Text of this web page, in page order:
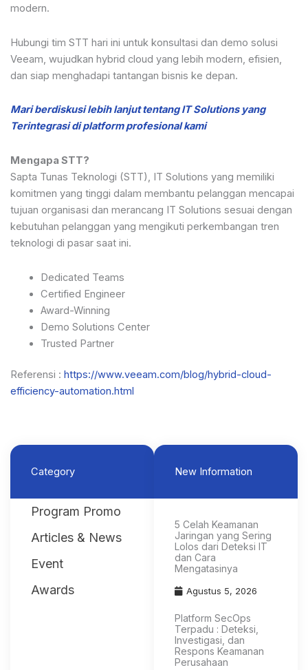
modern.
Hubungi tim STT hari ini untuk konsultasi dan demo solusi
Veeam, wujudkan hybrid cloud yang lebih modern, efisien,
dan siap menghadapi tantangan bisnis ke depan.
Mari berdiskusi lebih lanjut tentang IT Solutions yang
Terintegrasi di platform profesional kami
Mengapa STT?
Sapta Tunas Teknologi (STT), IT Solutions yang memiliki
komitmen yang tinggi dalam membantu pelanggan mencapai
tujuan organisasi dan merancang IT Solutions sesuai dengan
kebutuhan pelanggan yang mengikuti perkembangan tren
teknologi di pasar saat ini.
Dedicated Teams
Certified Engineer
Award-Winning
Demo Solutions Center
Trusted Partner
Referensi : https://www.veeam.com/blog/hybrid-cloud-
efficiency-automation.html
Category
Program Promo
Articles & News
Event
Awards
New Information
5 Celah Keamanan
Jaringan yang Sering
Lolos dari Deteksi IT
dan Cara
Mengatasinya
Agustus 5, 2026
Platform SecOps
Terpadu : Deteksi,
Investigasi, dan
Respons Keamanan
Perusahaan